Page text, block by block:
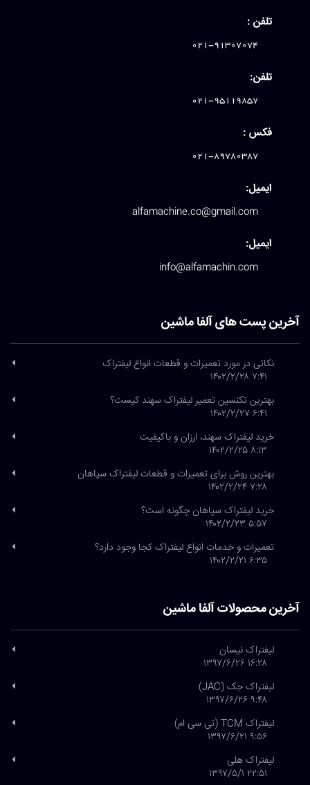
تلفن :
021-91307074
تلفن:
021-95119857
فکس :
021-89780387
ایمیل:
alfamachine.co@gmail.com
ایمیل:
info@alfamachin.com
آخرین پست های آلفا ماشین
نکاتی در مورد تعمیرات و قطعات انواع لیفتراک
۷:۴۱ ۱۴۰۲/۲/۲۸
بهترین تکنسین تعمیر لیفتراک سهند کیست؟
۶:۴۱ ۱۴۰۲/۲/۲۷
خرید لیفتراک سهند، ارزان و باکیفیت
۸:۱۳ ۱۴۰۲/۲/۲۵
بهترین روش برای تعمیرات و قطعات لیفتراک سپاهان
۷:۲۸ ۱۴۰۲/۲/۲۴
خرید لیفتراک سپاهان چگونه است؟
۵:۵۷ ۱۴۰۲/۲/۲۳
تعمیرات و خدمات انواع لیفتراک کجا وجود دارد؟
۶:۳۵ ۱۴۰۲/۲/۲۱
آخرین محصولات آلفا ماشین
لیفتراک نیسان
۱۶:۲۸ ۱۳۹۷/۶/۲۶
لیفتراک جک (JAC)
۹:۴۸ ۱۳۹۷/۶/۲۶
لیفتراک TCM (تی سی ام)
۹:۵۶ ۱۳۹۷/۶/۲۱
لیفتراک هلی
۲۲:۵۱ ۱۳۹۷/۵/۱